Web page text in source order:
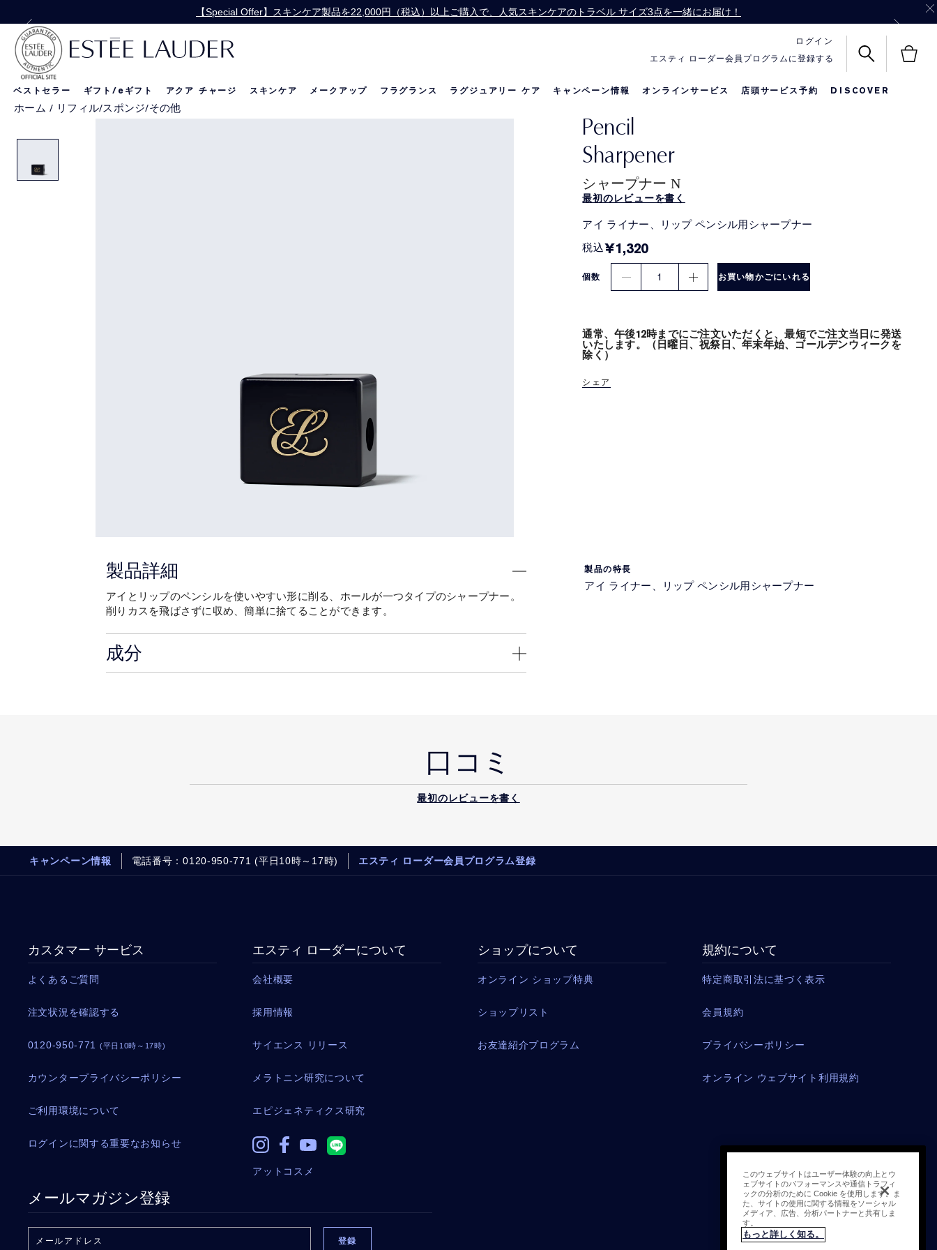
価格改定のお知らせ
【Special Offer】公式オンライン ショップで13,200円（税込）以上ご購入の方に、バッグをプレゼント！
【Special Offer】スキンケア製品を22,000円（税込）以上ご購入で、人気スキンケアのトラベル サイズ3点を一緒にお届け！
お会計にPayPayをご利用いただけるようになりました。
エスティ ローダー会員プログラムに登録する
ログイン
ベストセラー ギフト/eギフト アクア チャージ スキンケア メークアップ フラグランス ラグジュアリー ケア キャンペーン情報 オンラインサービス 店頭サービス予約 DISCOVER
名前入りリップ
メークアップ
ホーム / リフィル/スポンジ/その他
Pencil
Sharpener
シャープナー N
最初のレビューを書く
アイ ライナー、リップ ペンシル用シャープナー
税込¥1,320
個数 1 お買い物かごにいれる
通常、午後12時までにご注文いただくと、最短でご注文当日に発送
いたします。（日曜日、祝祭日、年末年始、ゴールデンウィークを
除く）
シェア
製品詳細
アイとリップのペンシルを使いやすい形に削る、ホールが一つタイプのシャープナー。
削りカスを飛ばさずに収め、簡単に捨てることができます。
製品の特長
アイ ライナー、リップ ペンシル用シャープナー
成分
口コミ
最初のレビューを書く
キャンペーン情報 電話番号：0120-950-771 (平日10時～17時) エスティ ローダー会員プログラム登録
カスタマー サービス
よくあるご質問
注文状況を確認する
0120-950-771 (平日10時～17時)
カウンタープライバシーポリシー
ご利用環境について
ログインに関する重要なお知らせ
エスティ ローダーについて
会社概要
採用情報
サイエンス リリース
メラトニン研究について
エピジェネティクス研究
アットコスメ
ショップについて
オンライン ショップ特典
ショップリスト
お友達紹介プログラム
規約について
特定商取引法に基づく表示
会員規約
プライバシーポリシー
オンライン ウェブサイト利用規約
メールマガジン登録
このウェブサイトはユーザー体験の向上とウ
ェブサイトのパフォーマンスや通信トラフィ
ックの分析のために Cookie を使用します。ま
た、サイトの使用に関する情報をソーシャル
メディア、広告、分析パートナーと共有しま
す。
もっと詳しく知る。